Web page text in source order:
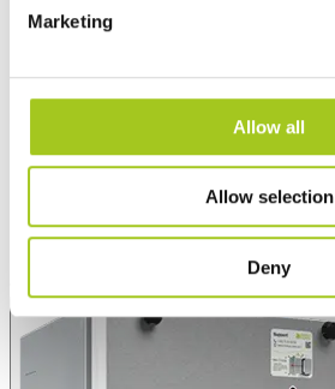
Marketing
Allow all
Allow selection
Deny